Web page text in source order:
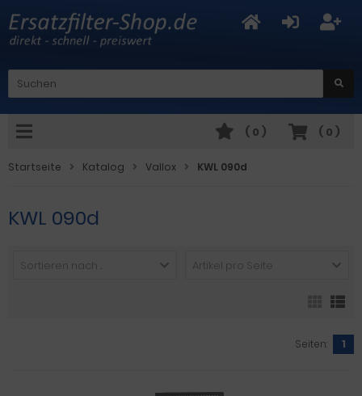
( 0 )
( 0 )
Startseite Katalog Vallox KWL 090d
KWL 090d
Sortieren nach ... Artikel pro Seite
Seiten: 1